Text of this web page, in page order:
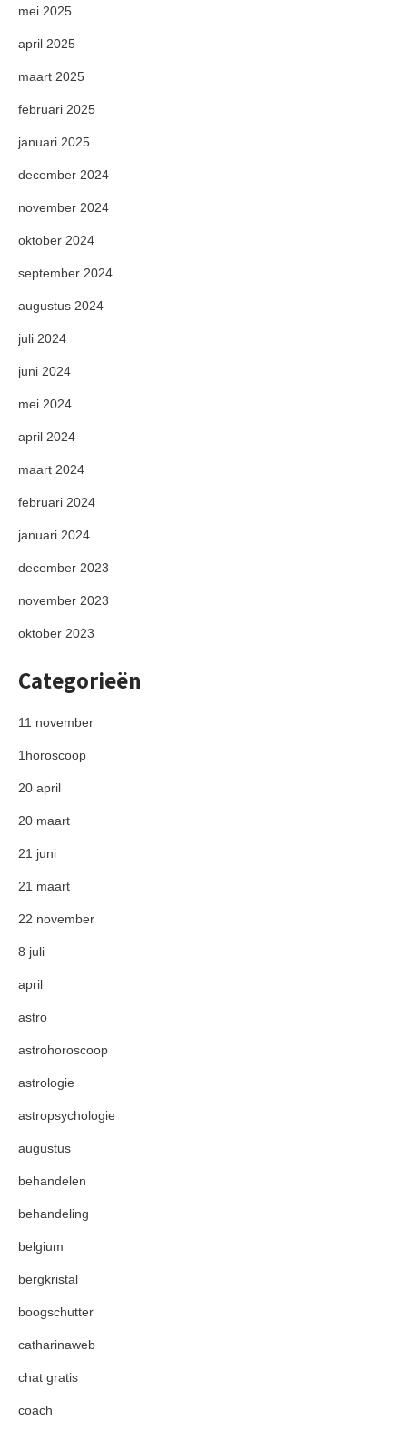
mei 2025
april 2025
maart 2025
februari 2025
januari 2025
december 2024
november 2024
oktober 2024
september 2024
augustus 2024
juli 2024
juni 2024
mei 2024
april 2024
maart 2024
februari 2024
januari 2024
december 2023
november 2023
oktober 2023
Categorieën
11 november
1horoscoop
20 april
20 maart
21 juni
21 maart
22 november
8 juli
april
astro
astrohoroscoop
astrologie
astropsychologie
augustus
behandelen
behandeling
belgium
bergkristal
boogschutter
catharinaweb
chat gratis
coach